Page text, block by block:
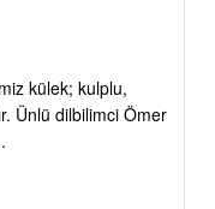
külek; kulplu,
Ünlü dilbilimci Ömer